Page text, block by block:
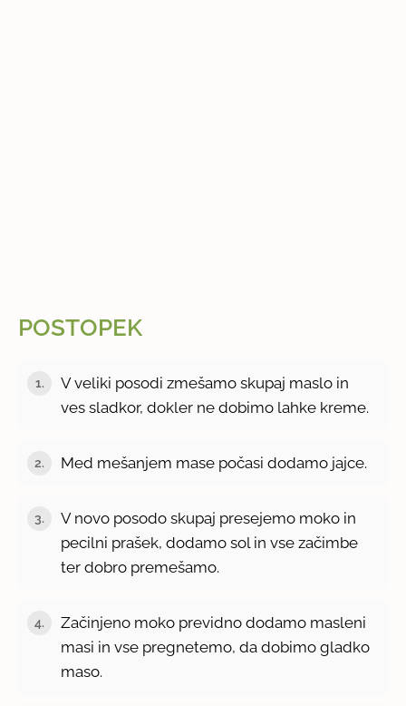
POSTOPEK
1.
V veliki posodi zmešamo skupaj maslo in
ves sladkor, dokler ne dobimo lahke kreme.
2. Med mešanjem mase počasi dodamo jajce.
3.
V novo posodo skupaj presejemo moko in
pecilni prašek, dodamo sol in vse začimbe
ter dobro premešamo.
4.
Začinjeno moko previdno dodamo masleni
masi in vse pregnetemo, da dobimo gladko
maso.